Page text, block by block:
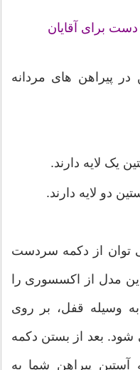
برای آقایان
پیراهن های مردانه
یک لایه دارند.
دو لایه دارند.
توان از دکمه سردست
مدل از اکسسوری را
وسیله قفل، بر روی
بعد از بستن دکمه
پیراهن شما به